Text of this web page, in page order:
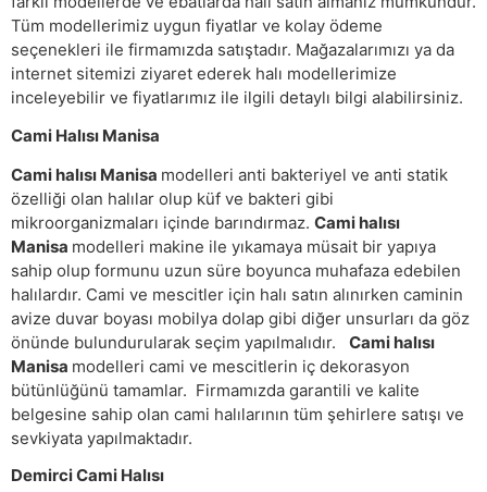
Tüm modellerimiz uygun fiyatlar ve kolay ödeme
seçenekleri ile firmamızda satıştadır. Mağazalarımızı ya da
internet sitemizi ziyaret ederek halı modellerimize
inceleyebilir ve fiyatlarımız ile ilgili detaylı bilgi alabilirsiniz.
Cami Halısı Manisa
Cami halısı Manisa modelleri anti bakteriyel ve anti statik
özelliği olan halılar olup küf ve bakteri gibi
mikroorganizmaları içinde barındırmaz. Cami halısı
Manisa modelleri makine ile yıkamaya müsait bir yapıya
sahip olup formunu uzun süre boyunca muhafaza edebilen
halılardır. Cami ve mescitler için halı satın alınırken caminin
avize duvar boyası mobilya dolap gibi diğer unsurları da göz
önünde bulundurularak seçim yapılmalıdır. Cami halısı
Manisa modelleri cami ve mescitlerin iç dekorasyon
bütünlüğünü tamamlar. Firmamızda garantili ve kalite
belgesine sahip olan cami halılarının tüm şehirlere satışı ve
sevkiyata yapılmaktadır.
Demirci Cami Halısı